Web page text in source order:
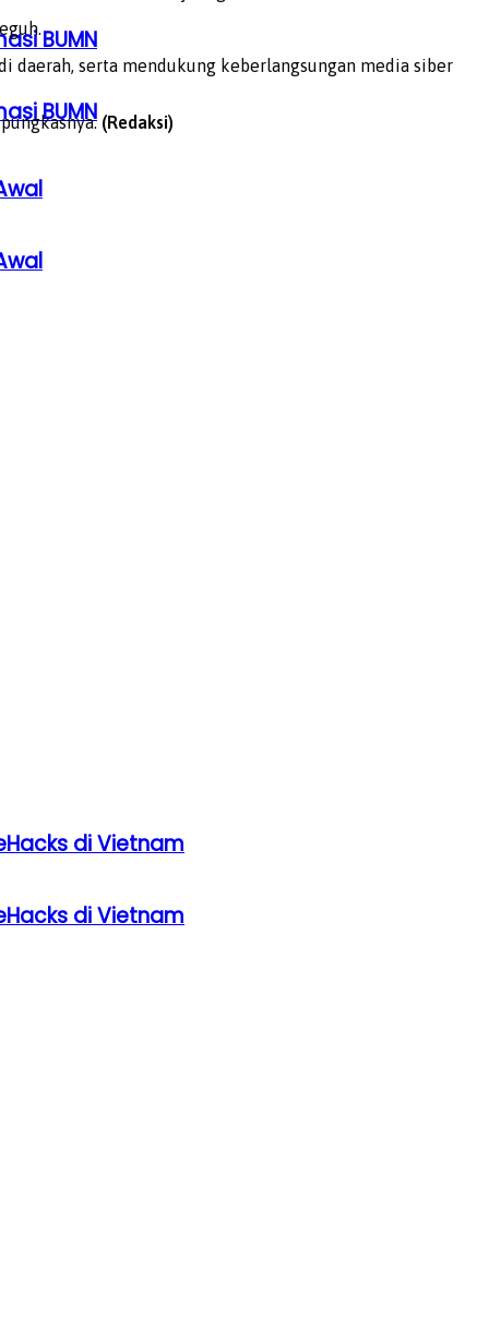
BUMN
di Vietnam
BUMN
di Vietnam
daerah, serta mendukung keberlangsungan media siber
(Redaksi)